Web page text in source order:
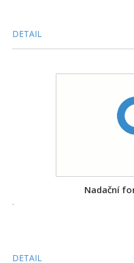
DETAIL
Nadační
-
DETAIL